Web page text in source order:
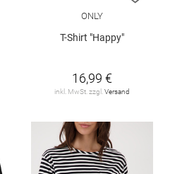
ONLY
T-Shirt "Happy"
16,99 €
inkl. MwSt. zzgl.Versand